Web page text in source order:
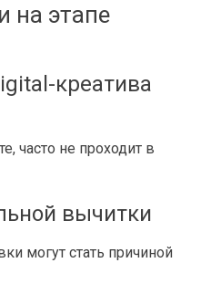
на этапе
креатива
часто не проходит в
вычитки
могут стать причиной